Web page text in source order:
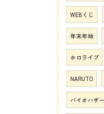
WEBくじ
年末年始
ホロライブ
NARUTO
バイオハザ